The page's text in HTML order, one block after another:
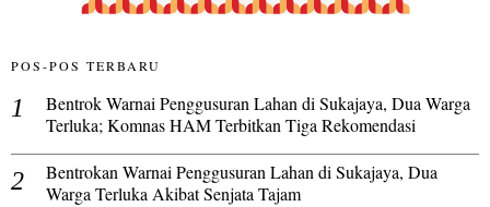
POS-POS TERBARU
Bentrok Warnai Penggusuran Lahan di Sukajaya, Dua Warga
Terluka; Komnas HAM Terbitkan Tiga Rekomendasi
Bentrokan Warnai Penggusuran Lahan di Sukajaya, Dua
Warga Terluka Akibat Senjata Tajam